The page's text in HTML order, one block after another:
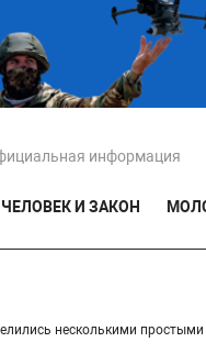
информация
ЧЕЛОВЕК И ЗАКОН
несколькими